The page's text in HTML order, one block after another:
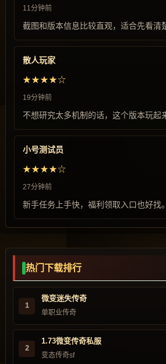
11分钟前
截图和版本信息比较直观，适合先看清
散人玩家
★★★★☆
19分钟前
不想研究太多机制的话，这个版本玩起
小号测试员
★★★★☆
27分钟前
新手任务上手快，福利领取入口也好找。
热门下载排行
1
微变迷失传奇
单职业传奇
2
1.73微变传奇私服
变态传奇sf